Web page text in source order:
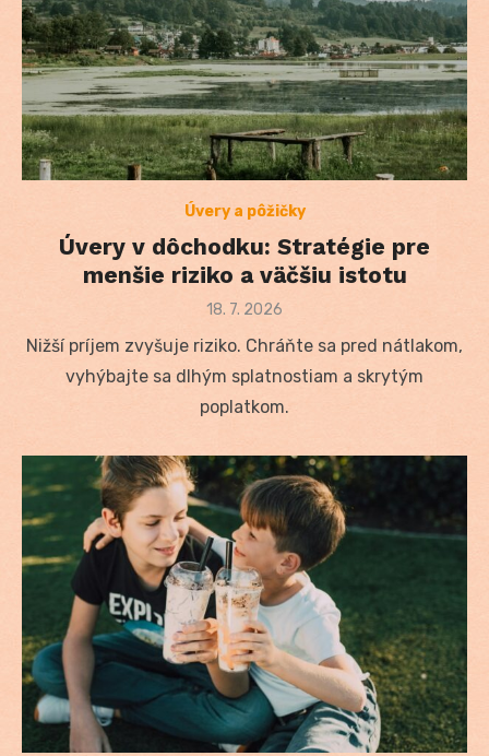
Úvery a pôžičky
Úvery v dôchodku: Stratégie pre
menšie riziko a väčšiu istotu
Posted
18. 7. 2026
Nižší príjem zvyšuje riziko. Chráňte sa pred nátlakom,
vyhýbajte sa dlhým splatnostiam a skrytým
poplatkom.